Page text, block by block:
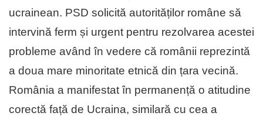
ucrainean. PSD solicită autorităților române să
intervină ferm și urgent pentru rezolvarea acestei
probleme având în vedere că românii reprezintă
a doua mare minoritate etnică din țara vecină.
România a manifestat în permanență o atitudine
corectă față de Ucraina, similară cu cea a